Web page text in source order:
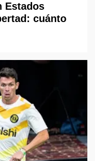
Estados
cuánto